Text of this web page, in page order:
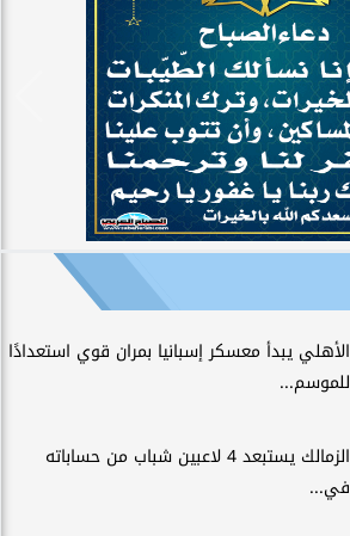
الأهلي يبدأ معسكر إسبانيا بمران قوي استعدادًا
للموسم...
الزمالك يستبعد 4 لاعبين شباب من حساباته
في...